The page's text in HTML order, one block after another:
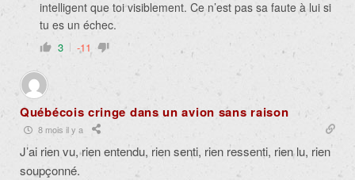
intelligent que toi visiblement. Ce n’est pas sa faute à lui si
tu es un échec.
3 -11
Québécois cringe dans un avion sans raison
8 mois il y a
J’ai rien vu, rien entendu, rien senti, rien ressenti, rien lu, rien
soupçonné.